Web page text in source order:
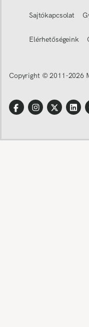
Sajtókapcsolat
Elérhetőségeink
Copyright © 2011-2026